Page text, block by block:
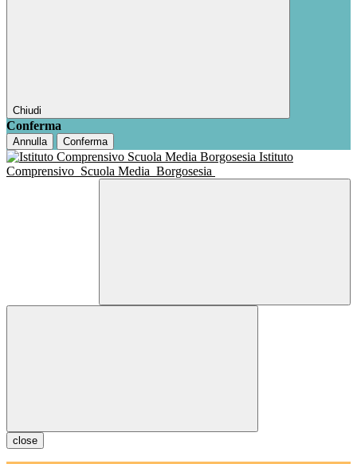
Chiudi
Conferma
Annulla Conferma
Istituto
Comprensivo Scuola Media Borgosesia
close